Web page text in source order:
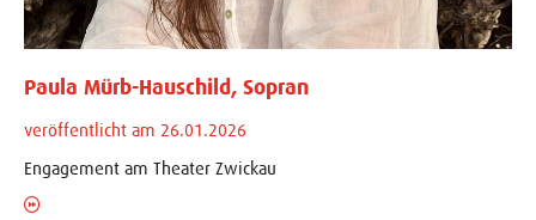
Paula Mürb-Hauschild, Sopran
veröffentlicht am 26.01.2026
Engagement am Theater Zwickau